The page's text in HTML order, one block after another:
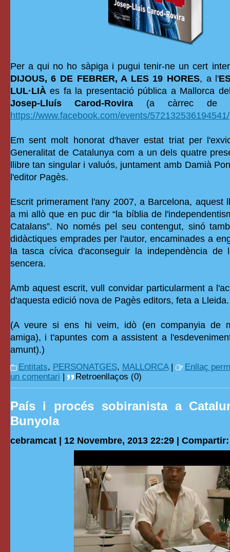
Per a qui no ho sàpiga i pugui tenir-ne un cert
DIJOUS, 6 DE FEBRER, A LES 19 HORES, a l'
LUL·LIÀes fa la presentació pública a Mallorca
Josep-Lluís Carod-Rovira (a càrrec de
https://www.facebook.com/events/572132536194541/
Em sent molt honorat d'haver estat triat per
Generalitat de Catalunya com a un dels quatre
llibre tan singular i valuós, juntament amb Damià
l'editor Pagès.
Escrit primerament l'any 2007, a Barcelona, aquest
a mi allò que en puc dir “la bíblia de
Catalans”. No només pel seu contengut, sinó
didàctiques emprades per l'autor, encaminades a
la tasca cívica d'aconseguir la independència de
sencera.
Amb aquest escrit, vull convidar particularment a
d'aquesta edició nova de Pagès editors, feta a
(A veure si ens hi veim, idò (en companyia de
amiga), i t'apuntes com a assistent a
amunt).)
Entitats, PERSONATGES, MALLORCA|
Enllaç
un comentari | Retroenllaços (0)
País i procés sobiranista a
Bunyola
cebramcat | 12 Novembre, 2013 22:29 | Compartir: